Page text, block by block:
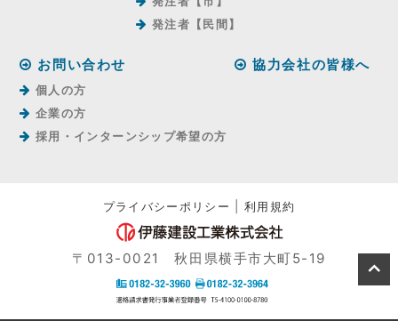
発注者【⺠間】
お問い合わせ
個人の方
企業の方
採用・インターンシップ希望の方
協力会社の皆様へ
プライバシーポリシー |利用規約
〒013-0021 秋田県横手市大町5-19